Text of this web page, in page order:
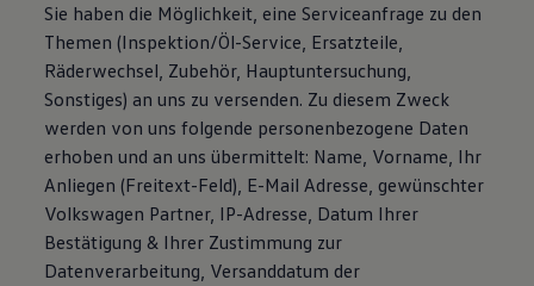
Sie haben die Möglichkeit, eine Serviceanfrage zu den
Themen (Inspektion/Öl-Service, Ersatzteile,
Räderwechsel, Zubehör, Hauptuntersuchung,
Sonstiges) an uns zu versenden. Zu diesem Zweck
werden von uns folgende personenbezogene Daten
erhoben und an uns übermittelt: Name, Vorname, Ihr
Anliegen (Freitext-Feld), E-Mail Adresse, gewünschter
Volkswagen Partner, IP-Adresse, Datum Ihrer
Bestätigung & Ihrer Zustimmung zur
Datenverarbeitung, Versanddatum der